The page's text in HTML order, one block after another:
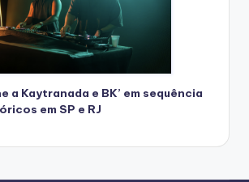
a Kaytranada e BK’ em sequência
em SP e RJ